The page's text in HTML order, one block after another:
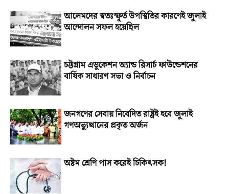
আলেমদের স্বতঃস্ফূর্ত উপস্থিতির কারণেই জুলাই
আন্দোলন সফল হয়েছিল
চট্টগ্রাম এডুকেশন অ্যান্ড রিসার্চ ফাউন্ডেশনের
বার্ষিক সাধারণ সভা ও নির্বাচন
জনগণের সেবায় নিবেদিত রাষ্ট্রই হবে জুলাই
গণঅভ্যুত্থানের প্রকৃত অর্জন
অষ্টম শ্রেণি পাস করেই চিকিৎসক!